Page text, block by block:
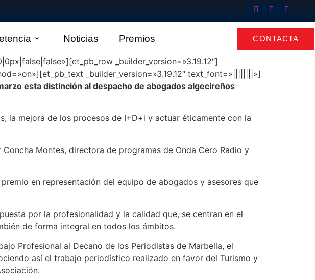
Noticias Premios CONTACTA
_builder_version=»3.19.12″]
_builder_version=»3.19.12″ text_font=»||||||||»]
esta distinción al despacho de abogados algecireños
la mejora de los procesos de I+D+i y actuar éticamente con la
Montes, directora de programas de Onda Cero Radio y
en representación del equipo de abogados y asesores que
por la profesionalidad y la calidad que, se centran en el
de forma integral en todos los ámbitos.
Profesional al Decano de los Periodistas de Marbella, el
así el trabajo periodístico realizado en favor del Turismo y